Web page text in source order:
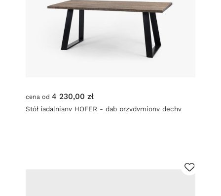
cena od 4 230,00 zł
Stół jadalniany HOFER - dąb przydymiony dechy